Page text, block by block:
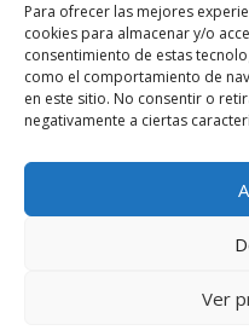
Para ofrecer las mejores
cookies para almacenar y/o
consentimiento de estas
como el comportamiento de
en este sitio. No consentir o
negativamente a ciertas
Ver
VER TODAS
© Copyright © 2023
Ingenieros Industriales de